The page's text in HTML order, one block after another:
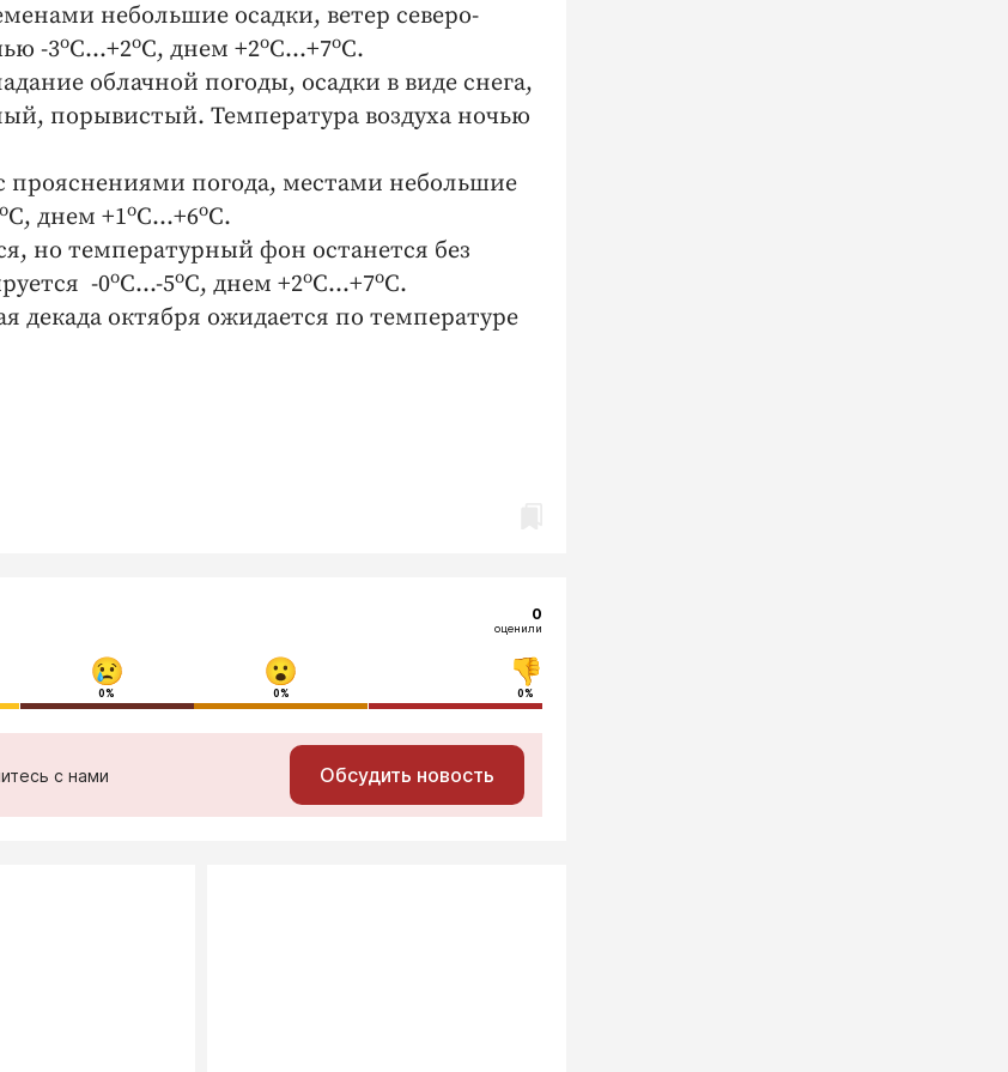
небольшие осадки, ветер северо-
-3оС...+2оС, днем +2оС...+7оС.
облачной погоды, осадки в виде снега,
порывистый. Температура воздуха ночью
прояснениями погода, местами небольшие
оС, днем +1оС...+6оС.
но температурный фон останется без
-0оС...-5оС, днем +2оС...+7оС.
декада октября ожидается по температуре
0
оценили
0% 0% 0%
с нами Обсудить новость